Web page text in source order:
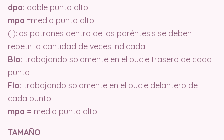
dpa: doble punto alto
mpa =medio punto alto
( ):los patrones dentro de los paréntesis se deben
repetir la cantidad de veces indicada
Blo: trabajando solamente en el bucle trasero de cada
punto
Flo: trabajando solamente en el bucle delantero de
cada punto
mpa = medio punto alto
TAMAÑO